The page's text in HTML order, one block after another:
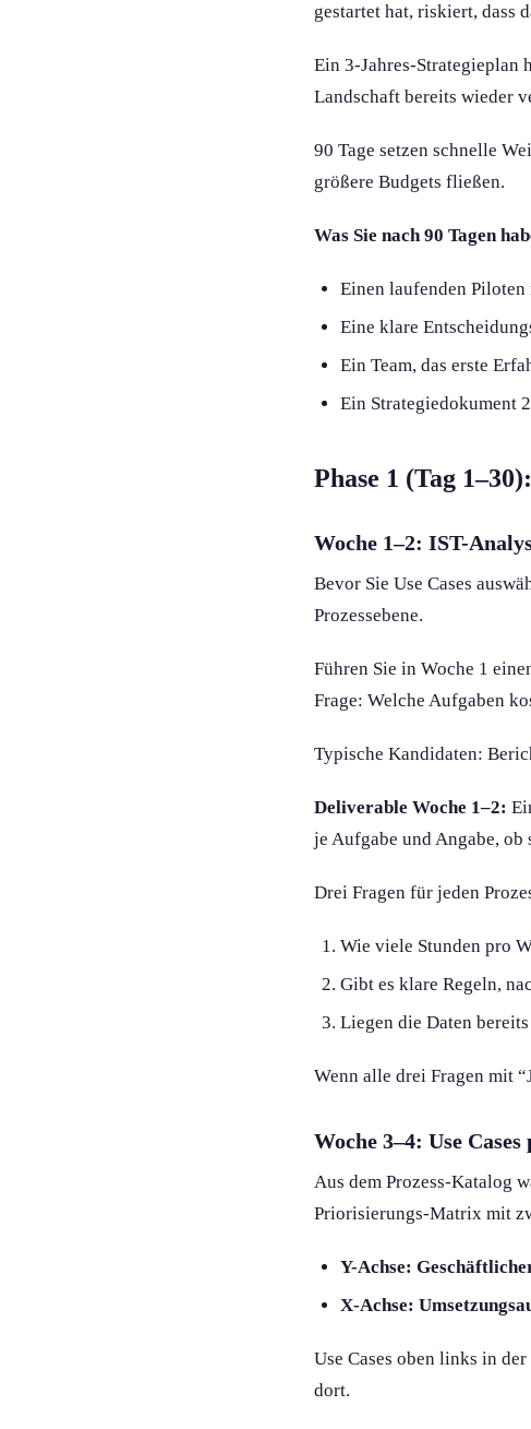
gestartet hat, riskiert, dass
Ein 3-Jahres-Strategieplan
Landschaft bereits wieder
90 Tage setzen schnelle
größere Budgets fließen.
Was Sie nach 90 Tagen
Einen laufenden Piloten
Eine klare
Ein Team, das erste
Ein Strategiedokument
Phase 1 (Tag
Woche 1–2: IST-
Bevor Sie Use Cases
Prozessebene.
Führen Sie in Woche 1
Frage: Welche Aufgaben
Typische Kandidaten:
Deliverable Woche 1–2:
je Aufgabe und Angabe,
Drei Fragen für jeden
Wie viele Stunden pro
Gibt es klare Regeln,
Liegen die Daten
Wenn alle drei Fragen mit
Woche 3–4: Use
Aus dem Prozess-Katalog
Priorisierung­s-Matrix mit
Y-Achse:
X-Achse:
Use Cases oben links in
dort.